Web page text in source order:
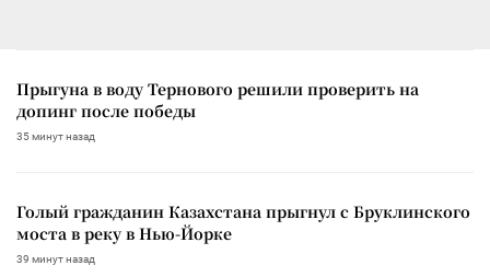
Прыгуна в воду Тернового решили проверить на
допинг после победы
35 минут назад
Голый гражданин Казахстана прыгнул с Бруклинского
моста в реку в Нью-Йорке
39 минут назад